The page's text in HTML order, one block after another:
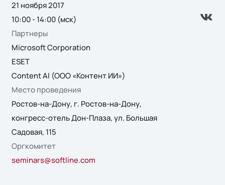
21 ноября 2017
10:00 - 14:00 (мск)
Партнеры
Microsoft Corporation
ESET
Content AI (ООО «Контент ИИ»)
Место проведения
Ростов-на-Дону, г. Ростов-на-Дону,
конгресс-отель Дон-Плаза, ул. Большая
Садовая, 115
Оргкомитет
seminars@softline.com